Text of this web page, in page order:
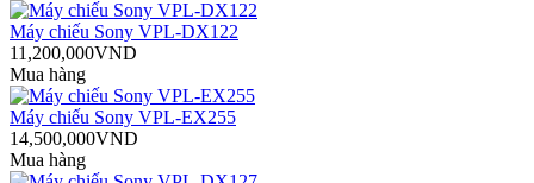
Máy chiếu Sony VPL-DX122
11,200,000VND
Mua hàng
Máy chiếu Sony VPL-EX255
14,500,000VND
Mua hàng